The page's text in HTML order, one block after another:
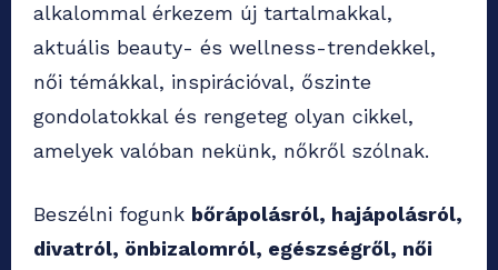
alkalommal érkezem új tartalmakkal,
aktuális beauty- és wellness-trendekkel,
női témákkal, inspirációval, őszinte
gondolatokkal és rengeteg olyan cikkel,
amelyek valóban nekünk, nőkről szólnak.
Beszélni fogunk bőrápolásról, hajápolásról,
divatról, önbizalomról, egészségről, női